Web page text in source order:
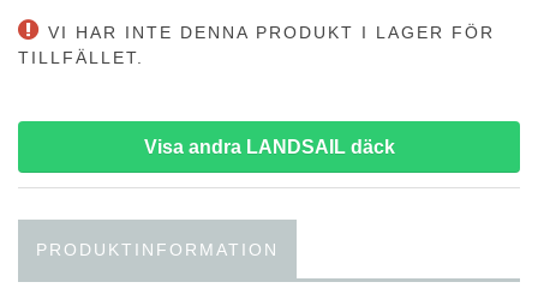
VI HAR INTE DENNA PRODUKT I LAGER FÖR
TILLFÄLLET.
Visa andra LANDSAIL däck
PRODUKTINFORMATION